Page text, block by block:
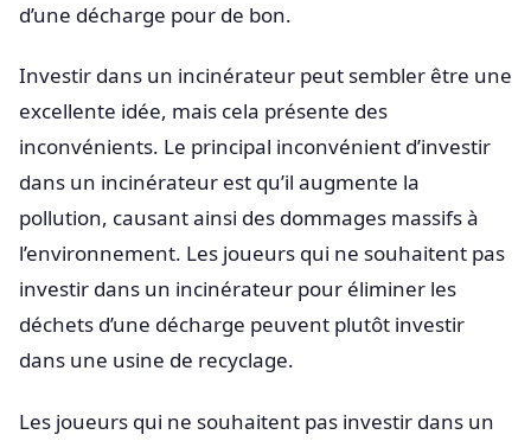
d’une décharge pour de bon.
Investir dans un incinérateur peut sembler être une
excellente idée, mais cela présente des
inconvénients. Le principal inconvénient d’investir
dans un incinérateur est qu’il augmente la
pollution, causant ainsi des dommages massifs à
l’environnement. Les joueurs qui ne souhaitent pas
investir dans un incinérateur pour éliminer les
déchets d’une décharge peuvent plutôt investir
dans une usine de recyclage.
Les joueurs qui ne souhaitent pas investir dans un